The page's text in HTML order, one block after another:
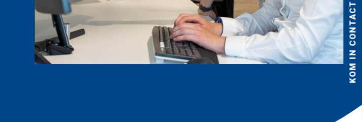
KOM IN CONTACT